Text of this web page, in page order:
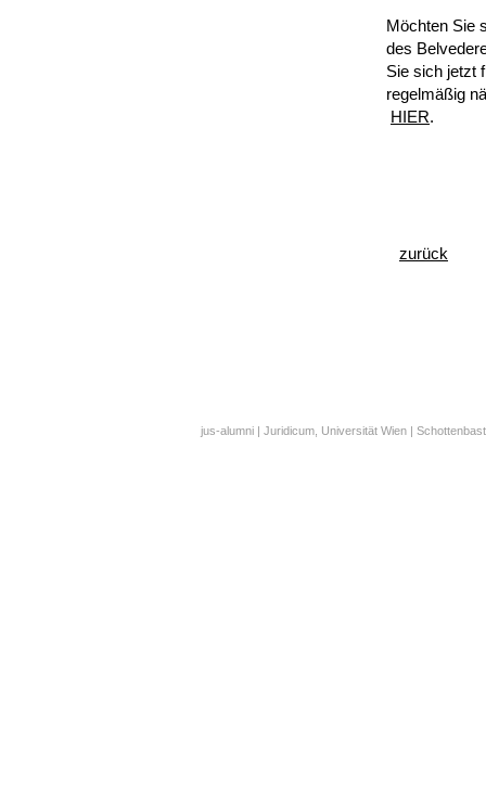
Möchten Sie
des
Sie sich jetzt
regelmäßig
HIER.
zurück
jus-alumni | Juridicum, Universität Wien |